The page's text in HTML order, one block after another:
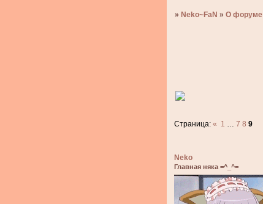
» Neko~FaN »О форуме
Страница:« 1 … 7 8 9
Neko
Главная няка =^_^=